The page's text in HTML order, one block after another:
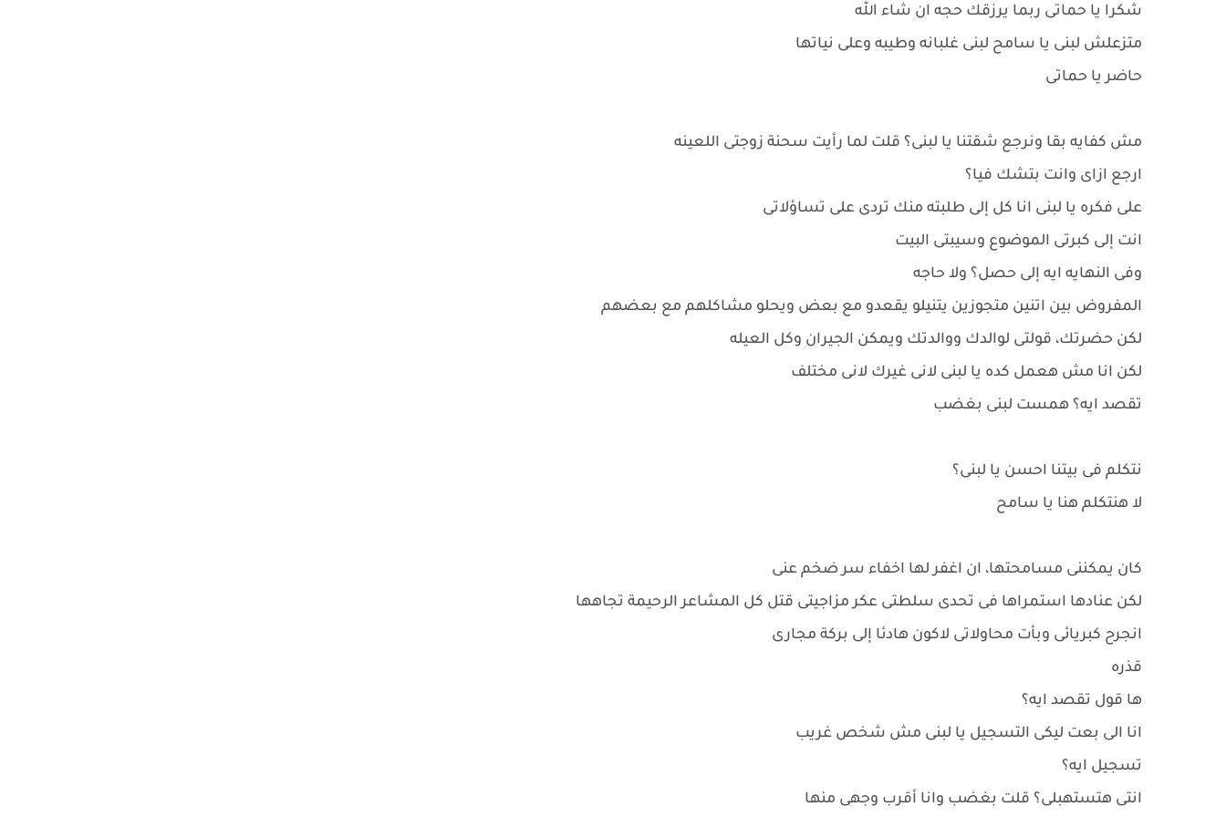
شكرا يا حماتى ربما يرزقك حجه ان شاء الله
متزعلش لبنى يا سامح لبنى غلبانه وطيبه وعلى نياتها
حاضر يا حماتى
مش كفايه بقا ونرجع شقتنا يا لبنى؟ قلت لما رأيت سحنة زوجتى اللعينه
ارجع ازاى وانت بتشك فيا؟
على فكره يا لبنى انا كل إلى طلبته منك تردى على تساؤلاتى
انت إلى كبرتى الموضوع وسيبتى البيت
وفى النهايه ايه إلى حصل؟ ولا حاجه
المفروض بين اتنين متجوزين يتنيلو يقعدو مع بعض ويحلو مشاكلهم مع بعضهم
لكن حضرتك، قولتى لوالدك ووالدتك ويمكن الجيران وكل العيله
لكن انا مش هعمل كده يا لبنى لانى غيرك لانى مختلف
تقصد ايه؟ همست لبنى بغضب
نتكلم فى بيتنا احسن يا لبنى؟
لا هنتكلم هنا يا سامح
كان يمكننى مسامحتها، ان اغفر لها اخفاء سر ضخم عنى
لكن عنادها استمراها فى تحدى سلطتى عكر مزاجيتى قتل كل المشاعر الرحيمة تجاهها
انجرح كبريائى وبأت محاولاتى لاكون هادئا إلى بركة مجارى
قذره
ها قول تقصد ايه؟
انا الى بعت ليكى التسجيل يا لبنى مش شخص غريب
تسجيل ايه؟
انتى هتستهبلى؟ قلت بغضب وانا أقرب وجهى منها